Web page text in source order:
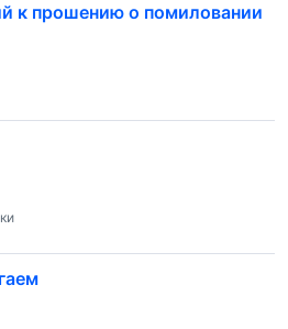
к прошению о помиловании